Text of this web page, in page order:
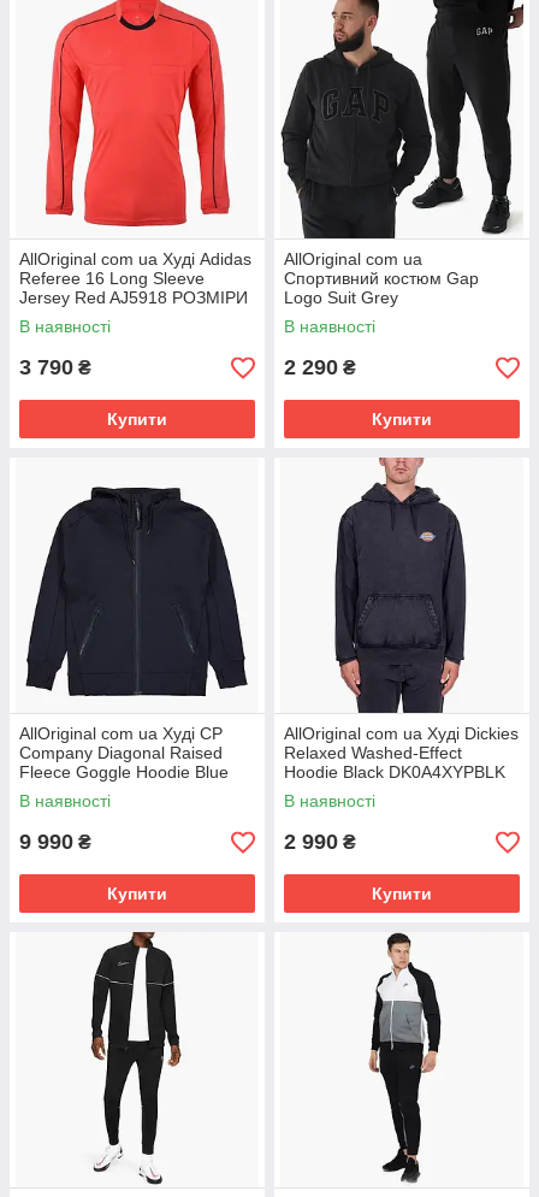
AllOriginal com ua Худі Adidas
Referee 16 Long Sleeve
Jersey Red AJ5918 РОЗМІРИ
ЗАПИТУЙТЕ
В наявності
3 790 ₴
Купити
AllOriginal com ua
Спортивний костюм Gap
Logo Suit Grey
218871801__221236011
РОЗМІРИ ЗАПИТУЙТЕ
В наявності
2 290 ₴
Купити
AllOriginal com ua Худі CP
Company Diagonal Raised
Fleece Goggle Hoodie Blue
13CMSS082A-005086W-888
РОЗМІРИ
В наявності
9 990 ₴
Купити
AllOriginal com ua Худі Dickies
Relaxed Washed-Effect
Hoodie Black DK0A4XYPBLK
РОЗМІРИ ЗАПИТУЙТЕ
В наявності
2 990 ₴
Купити